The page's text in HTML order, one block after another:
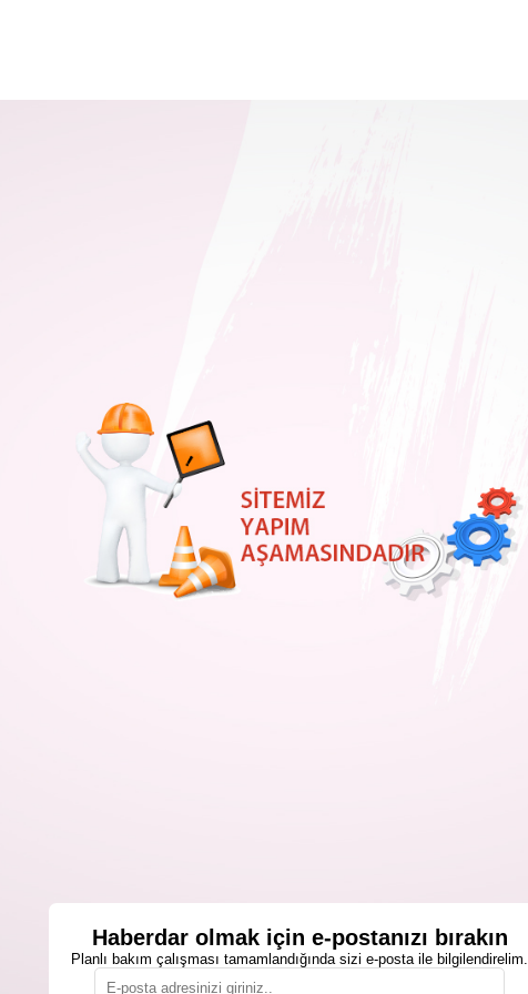
Haberdar olmak için e-postanızı bırakın
Planlı bakım çalışması tamamlandığında sizi e-posta ile bilgilendirelim.